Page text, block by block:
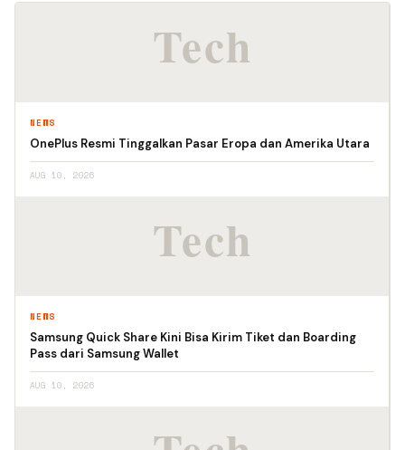
NEWS
OnePlus Resmi Tinggalkan Pasar Eropa dan Amerika Utara
AUG 10, 2026
NEWS
Samsung Quick Share Kini Bisa Kirim Tiket dan Boarding
Pass dari Samsung Wallet
AUG 10, 2026